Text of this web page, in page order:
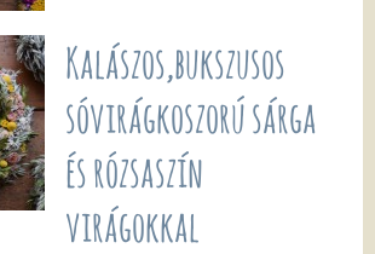
Kalászos,bukszusos
sóvirágkoszorú sárga
és rózsaszín
virágokkal